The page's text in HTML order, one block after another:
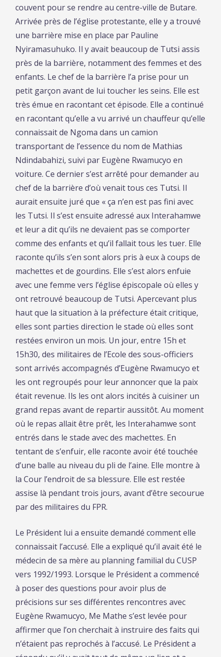
couvent pour se rendre au centre-ville de Butare.
Arrivée près de l’église protestante, elle y a trouvé
une barrière mise en place par Pauline
Nyiramasuhuko. Il y avait beaucoup de Tutsi assis
près de la barrière, notamment des femmes et des
enfants. Le chef de la barrière l’a prise pour un
petit garçon avant de lui toucher les seins. Elle est
très émue en racontant cet épisode. Elle a continué
en racontant qu’elle a vu arrivé un chauffeur qu’elle
connaissait de Ngoma dans un camion
transportant de l’essence du nom de Mathias
Ndindabahizi, suivi par Eugène Rwamucyo en
voiture. Ce dernier s’est arrêté pour demander au
chef de la barrière d’où venait tous ces Tutsi. Il
aurait ensuite juré que « ça n’en est pas fini avec
les Tutsi. Il s’est ensuite adressé aux Interahamwe
et leur a dit qu’ils ne devaient pas se comporter
comme des enfants et qu’il fallait tous les tuer. Elle
raconte qu’ils s’en sont alors pris à eux à coups de
machettes et de gourdins. Elle s’est alors enfuie
avec une femme vers l’église épiscopale où elles y
ont retrouvé beaucoup de Tutsi. Apercevant plus
haut que la situation à la préfecture était critique,
elles sont parties direction le stade où elles sont
restées environ un mois. Un jour, entre 15h et
15h30, des militaires de l’Ecole des sous-officiers
sont arrivés accompagnés d’Eugène Rwamucyo et
les ont regroupés pour leur annoncer que la paix
était revenue. Ils les ont alors incités à cuisiner un
grand repas avant de repartir aussitôt. Au moment
où le repas allait être prêt, les Interahamwe sont
entrés dans le stade avec des machettes. En
tentant de s’enfuir, elle raconte avoir été touchée
d’une balle au niveau du pli de l’aine. Elle montre à
la Cour l’endroit de sa blessure. Elle est restée
assise là pendant trois jours, avant d’être secourue
par des militaires du FPR.
Le Président lui a ensuite demandé comment elle
connaissait l’accusé. Elle a expliqué qu’il avait été le
médecin de sa mère au planning familial du CUSP
vers 1992/1993. Lorsque le Président a commencé
à poser des questions pour avoir plus de
précisions sur ses différentes rencontres avec
Eugène Rwamucyo, Me Mathe s’est levée pour
affirmer que l’on cherchait à instruire des faits qui
n’étaient pas reprochés à l’accusé. Le Président a